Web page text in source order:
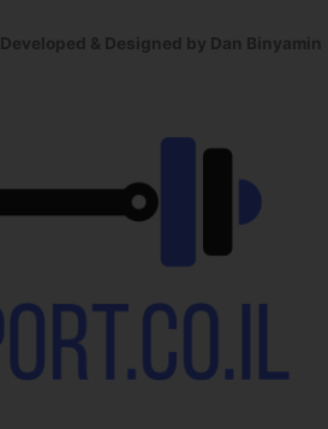
Developed & Designed by Dan Binyamin